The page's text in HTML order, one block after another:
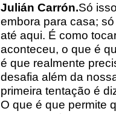
Julián Carrón.Só
embora para casa;
até aqui. É como
aconteceu, o que é
é que realmente
desafia além da
primeira tentação é
O que é que permite